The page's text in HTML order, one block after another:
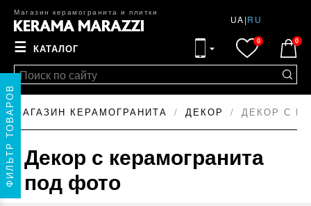
Магазин керамогранита и плитки
UA|RU
☰ КАТАЛОГ
0 0
МАГАЗИН КЕРАМОГРАНИТА ДЕКОР ДЕКОР С
Декор с керамогранита
под фото
ФИЛЬТР ТОВАРОВ